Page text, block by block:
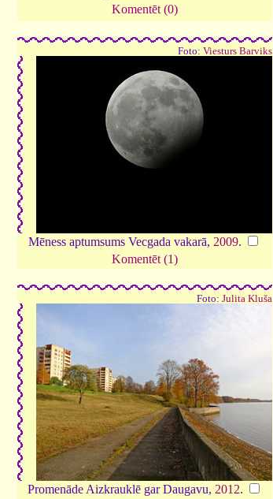
Komentēt (0)
Foto: Viesturs Barviks
Mēness aptumsums Vecgada vakarā, 2009.
Komentēt (1)
Foto: Julita Kluša
Promenāde Aizkrauklē gar Daugavu, 2012.